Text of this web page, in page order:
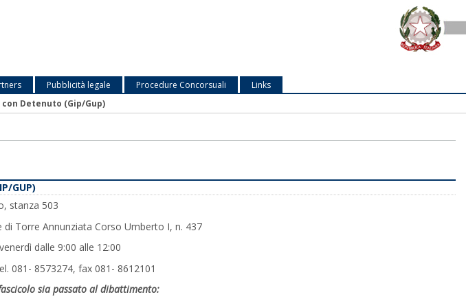
Pubblicità legale Procedure Concorsuali
Links
Detenuto (Gip/Gup)
GUP)
stanza 503
di Torre Annunziata Corso Umberto I, n. 437
dalle 9:00 alle 12:00
081- 8573274, fax 081- 8612101
sia passato al dibattimento: